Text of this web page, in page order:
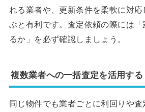
れる業者や、更新条件を柔軟に対
ぶと有利です。査定依頼の際には「
るか」を必ず確認しましょう。
複数業者への一括査定を活用する
同じ物件でも業者ごとに利回りや